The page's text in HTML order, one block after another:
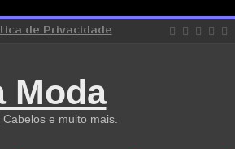
de Privacidade
Moda
e muito mais.